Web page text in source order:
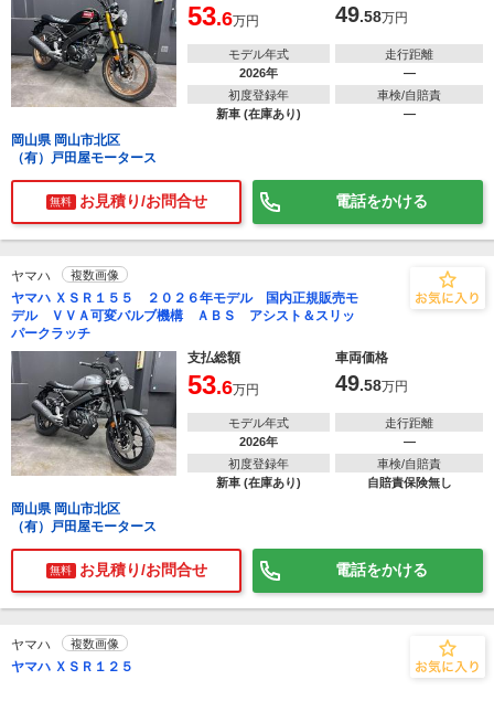
53.6万円 49.58万円
モデル年式
2026年
走行距離
―
初度登録年
新車 (在庫あり)
車検/自賠責
―
岡山県 岡山市北区
（有）戸田屋モータース
無料 お見積り/お問合せ 電話をかける
ヤマハ 複数画像
ヤマハ ＸＳＲ１５５ ２０２６年モデル 国内正規販売モ
デル ＶＶＡ可変バルブ機構 ＡＢＳ アシスト＆スリッ
パークラッチ
支払総額
車両価格
53.6万円 49.58万円
モデル年式
2026年
走行距離
―
初度登録年
新車 (在庫あり)
車検/自賠責
自賠責保険無し
岡山県 岡山市北区
（有）戸田屋モータース
無料 お見積り/お問合せ 電話をかける
ヤマハ 複数画像
ヤマハ ＸＳＲ１２５